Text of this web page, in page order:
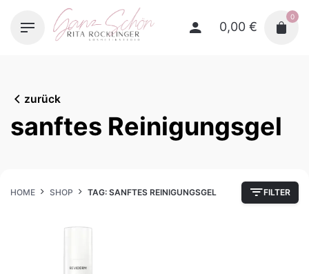
0,00 €
0
zurück
sanftes Reinigungsgel
HOME SHOP TAG: SANFTES REINIGUNGSGEL FILTER